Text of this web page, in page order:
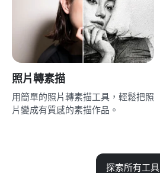
照片轉素描
用簡單的照片轉素描工具，輕鬆把照
片變成有質感的素描作品。
探索所有工具